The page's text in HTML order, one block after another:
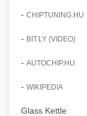
- CHIPTUNING.HU
- BIT.LY (VIDEO)
- AUTOCHIP.HU
- WIKIPEDIA
Glass Kettle